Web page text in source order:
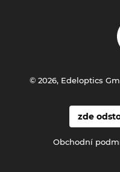
zde
Obchodní
© 2026, Edeloptics